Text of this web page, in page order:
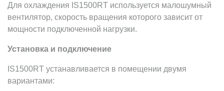
Для охлаждения IS1500RT используется малошумный
вентилятор, скорость вращения которого зависит от
мощности подключенной нагрузки.
Установка и подключение
IS1500RT устанавливается в помещении двумя
вариантами: